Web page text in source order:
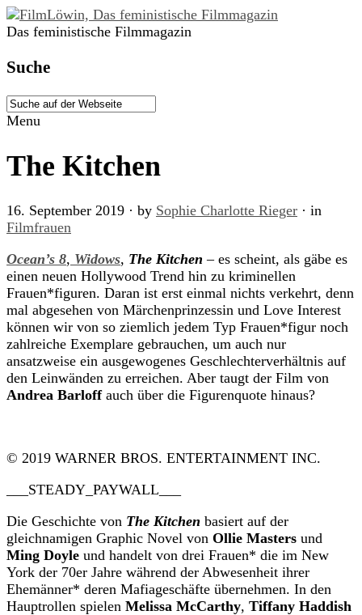
Das feministische Filmmagazin
Suche
Menu
The Kitchen
16. September 2019 · by Sophie Charlotte Rieger · in
Filmfrauen
Ocean’s 8, Widows, The Kitchen – es scheint, als gäbe es
einen neuen Hollywood Trend hin zu kriminellen
Frauen*figuren. Daran ist erst einmal nichts verkehrt, denn
mal abgesehen von Märchenprinzessin und Love Interest
können wir von so ziemlich jedem Typ Frauen*figur noch
zahlreiche Exemplare gebrauchen, um auch nur
ansatzweise ein ausgewogenes Geschlechterverhältnis auf
den Leinwänden zu erreichen. Aber taugt der Film von
Andrea Barloff auch über die Figurenquote hinaus?
© 2019 WARNER BROS. ENTERTAINMENT INC.
___STEADY_PAYWALL___
Die Geschichte von The Kitchen basiert auf der
gleichnamigen Graphic Novel von Ollie Masters und
Ming Doyle und handelt von drei Frauen* die im New
York der 70er Jahre während der Abwesenheit ihrer
Ehemänner* deren Mafiageschäfte übernehmen. In den
Hauptrollen spielen Melissa McCarthy, Tiffany Haddish